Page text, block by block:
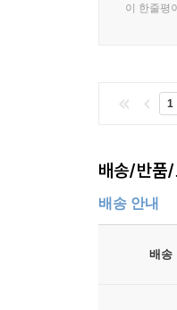
이 한줄평
1
배송/반품/
배송 안내
배송